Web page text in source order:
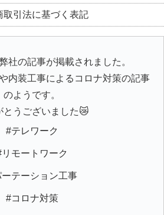
取引法に基づく表記
社の記事が掲載されました。
内装工事によるコロナ対策の記事
のようです。
とうございました😿
#テレワーク
リモートワーク
テーション工事
#コロナ対策